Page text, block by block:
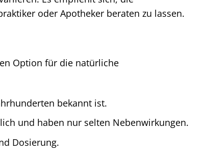
oder Apotheker beraten zu lassen.
Option für die natürliche
bekannt ist.
und haben nur selten Nebenwirkungen.
Dosierung.